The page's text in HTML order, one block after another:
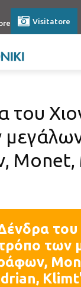
Visitatore
του
Monet,
του
των